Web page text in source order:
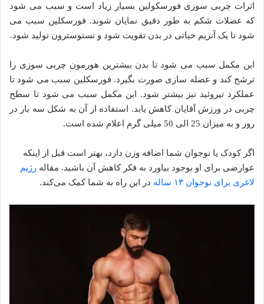
اثرات چربی سوزی فورسکولین بسیار زیاد است و سبب می شود
که عضلات شکم به طور دقیق نمایان شوند. فورسکلین سبب می
شود تا یک آنزیم حیاتی در بدن تقویت شود و تستوسترون تولید شود.
این مکمل سبب می شود تا بدن بیشترین هورمون چربی سوزی را
ترشح کند و عضله سازی صورت بگیرد. فورسکلین سبب می شود تا
عملکرد تیروئید نیز بیشتر شود. این مکمل سبب می شود تا سطح
چربی در ورزش آقایان کاهش یابد. استفاده از آن به شکل سه بار در
روز و به میزان 25 الی 50 میلی گرم اعلام شده است.
اگر کودک یا نوجوان شما اضافه وزن دارد، بهتر است قبل از اینکه
عوارضی برای او بوجود بیاورد به فکر کاهش آن باشید. مقاله رژیم
لاغری برای نوجوان ۱۳ ساله
در این راه به شما کمک می‌کند.